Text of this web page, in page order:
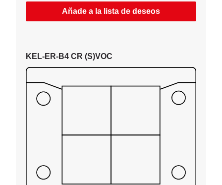
Añade a la lista de deseos
KEL-ER-B4 CR (S)VOC